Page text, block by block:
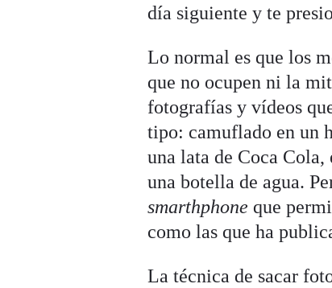
día siguiente y te
Lo normal es que los
que no ocupen ni la
fotografías y vídeos
tipo: camuflado en un
una lata de Coca Cola,
una botella de agua.
smarthphone que
como las que ha
La técnica de sacar